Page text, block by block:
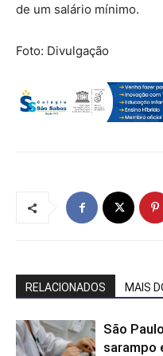
de um salário mínimo.
Foto: Divulgação
RELACIONADOS MAIS
São
sarampo